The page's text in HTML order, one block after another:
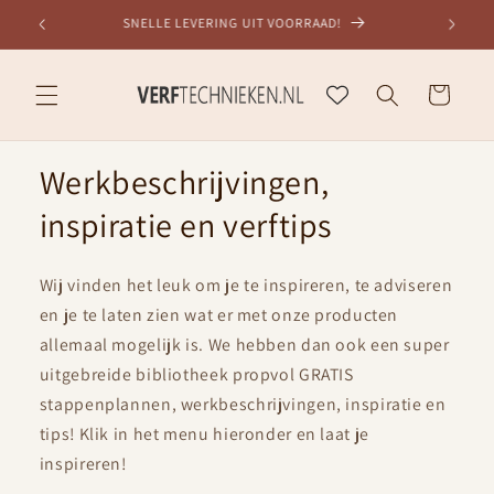
naar de
content
DESKUNDIG ADVIES, 30+ JAAR ERVARING
Winkelwagen
Werkbeschrijvingen,
inspiratie en verftips
Wij vinden het leuk om je te inspireren, te adviseren
en je te laten zien wat er met onze producten
allemaal mogelijk is. We hebben dan ook een super
uitgebreide bibliotheek propvol GRATIS
stappenplannen, werkbeschrijvingen, inspiratie en
tips! Klik in het menu hieronder en laat je
inspireren!